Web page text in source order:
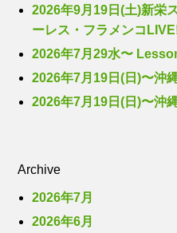
2026年9月19日(土)新栄
ーレス・フラメンコ
2026年7月29水〜
2026年7月19日(日)〜沖
2026年7月19日(日)〜沖
Archive
2026年7月
2026年6月